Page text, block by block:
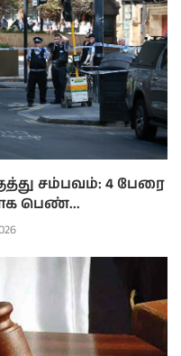
சம்பவம்: 4 பேரை
பெண்...